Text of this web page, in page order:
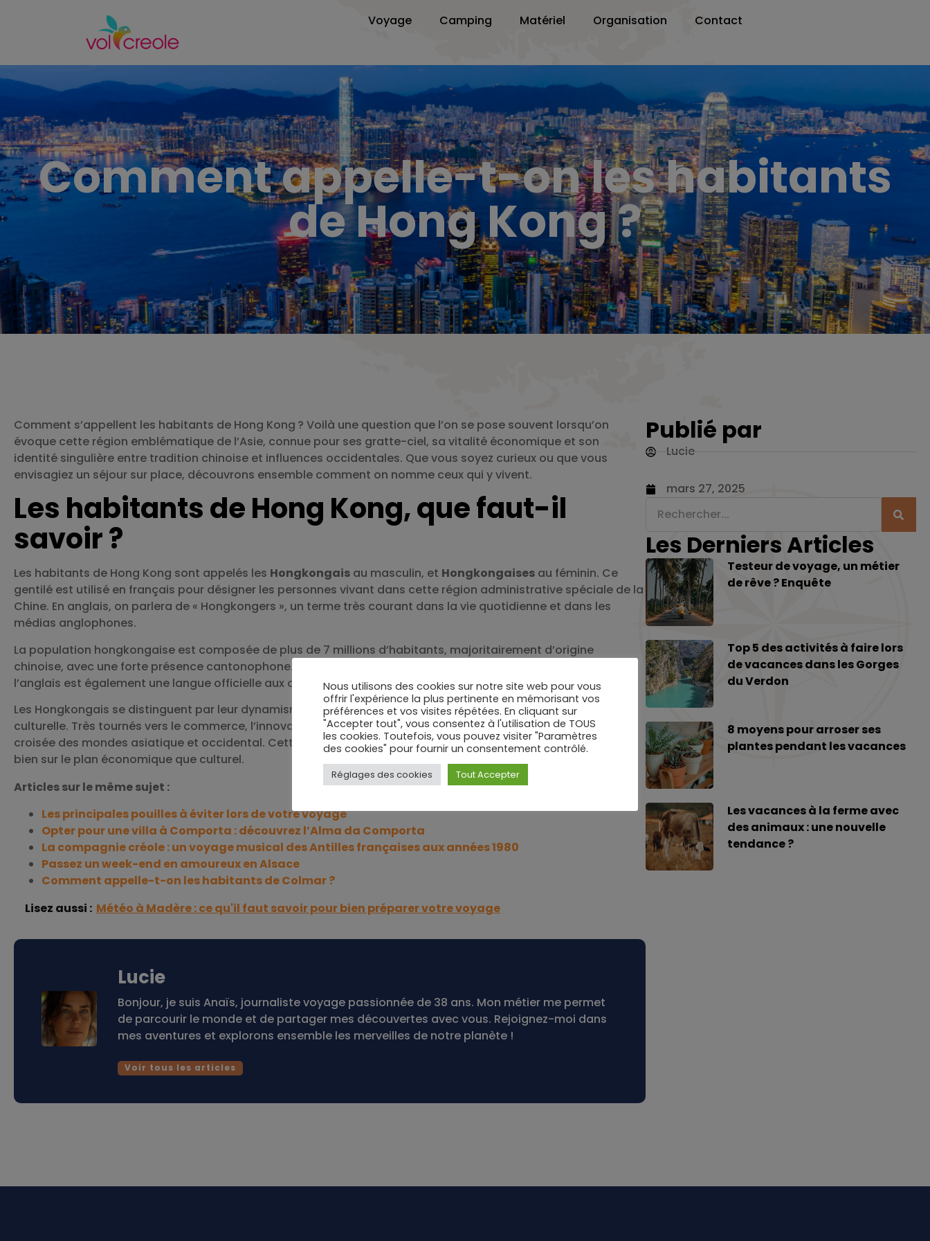
Voyage Camping Matériel Organisation Contact
Comment appelle-t-on les habitants
de Hong Kong ?
Comment s’appellent les habitants de Hong Kong ? Voilà une question que l’on se pose souvent lorsqu’on
évoque cette région emblématique de l’Asie, connue pour ses gratte-ciel, sa vitalité économique et son
identité singulière entre tradition chinoise et influences occidentales. Que vous soyez curieux ou que vous
envisagiez un séjour sur place, découvrons ensemble comment on nomme ceux qui y vivent.
Les habitants de Hong Kong, que faut-il
savoir ?
Les habitants de Hong Kong sont appelés les Hongkongais au masculin, et Hongkongaises au féminin. Ce
gentilé est utilisé en français pour désigner les personnes vivant dans cette région administrative spéciale de la
Chine. En anglais, on parlera de « Hongkongers », un terme très courant dans la vie quotidienne et dans les
médias anglophones.
La population hongkongaise est composée de plus de 7 millions d’habitants, majoritairement d’origine
chinoise, avec une forte présence cantonophone. Néanmoins, du fait de son histoire coloniale britannique,
l’anglais est également une langue officielle aux côtés du chinois, et les Hongkongais sont souvent bilingues.
Les Hongkongais se distinguent par leur dynamisme, leur résilience et leur attachement à leur autonomie
culturelle. Très tournés vers le commerce, l’innovation et l’international, ils ont su créer une identité unique, à la
croisée des mondes asiatique et occidental. Cette singularité fait de Hong Kong un lieu à part en Asie, aussi
bien sur le plan économique que culturel.
Articles sur le même sujet :
Les principales pouilles à éviter lors de votre voyage
Opter pour une villa à Comporta : découvrez l’Alma da Comporta
La compagnie créole : un voyage musical des Antilles françaises aux années 1980
Passez un week-end en amoureux en Alsace
Comment appelle-t-on les habitants de Colmar ?
Lisez aussi : Météo à Madère : ce qu'il faut savoir pour bien préparer votre voyage
Lucie
Bonjour, je suis Anaïs, journaliste voyage passionnée de 38 ans. Mon métier me permet
de parcourir le monde et de partager mes découvertes avec vous. Rejoignez-moi dans
mes aventures et explorons ensemble les merveilles de notre planète !
Voir tous les articles
Publié par
Lucie
mars 27, 2025
Les Derniers Articles
Testeur de voyage, un métier
de rêve ? Enquête
Top 5 des activités à faire lors
de vacances dans les Gorges
du Verdon
8 moyens pour arroser ses
plantes pendant les vacances
Les vacances à la ferme avec
des animaux : une nouvelle
tendance ?
Nous utilisons des cookies sur notre site web pour vous
offrir l'expérience la plus pertinente en mémorisant vos
préférences et vos visites répétées. En cliquant sur
"Accepter tout", vous consentez à l'utilisation de TOUS
les cookies. Toutefois, vous pouvez visiter "Paramètres
des cookies" pour fournir un consentement contrôlé.
Réglages des cookies Tout Accepter